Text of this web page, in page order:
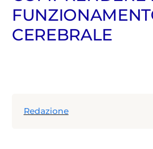
CEREBRALE
Redazione